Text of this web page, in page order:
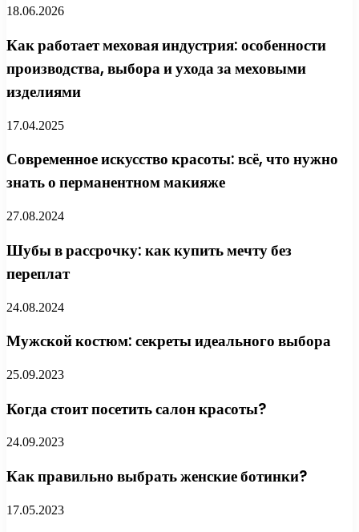
18.06.2026
Как работает меховая индустрия: особенности
производства, выбора и ухода за меховыми
изделиями
17.04.2025
Современное искусство красоты: всё, что нужно
знать о перманентном макияже
27.08.2024
Шубы в рассрочку: как купить мечту без
переплат
24.08.2024
Мужской костюм: секреты идеального выбора
25.09.2023
Когда стоит посетить салон красоты?
24.09.2023
Как правильно выбрать женские ботинки?
17.05.2023